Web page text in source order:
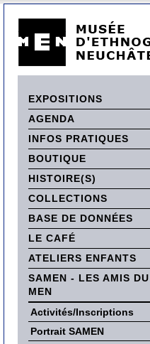
EXPOSITIONS
AGENDA
INFOS PRATIQUES
BOUTIQUE
HISTOIRE(S)
COLLECTIONS
BASE DE DONNÉES
LE CAFÉ
ATELIERS ENFANTS
SAMEN - LES AMIS DU
MEN
Activités/Inscriptions
Portrait SAMEN